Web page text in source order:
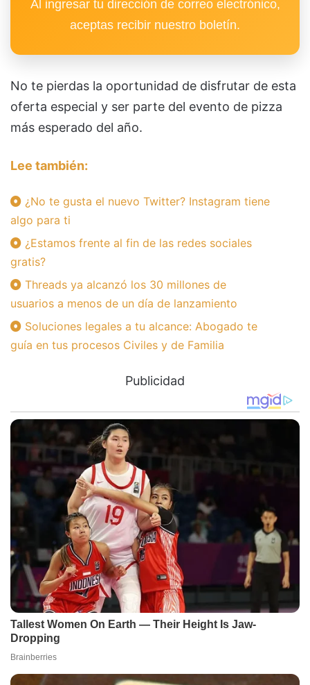
Al ingresar tu dirección de correo electrónico,
aceptas recibir nuestro boletín.
No te pierdas la oportunidad de disfrutar de esta
oferta especial y ser parte del evento de pizza
más esperado del año.
Lee también:
¿No te gusta el nuevo Twitter? Instagram tiene
algo para ti
¿Estamos frente al fin de las redes sociales
gratis?
Threads ya alcanzó los 30 millones de
usuarios a menos de un día de lanzamiento
Soluciones legales a tu alcance: Abogado te
guía en tus procesos Civiles y de Familia
Publicidad